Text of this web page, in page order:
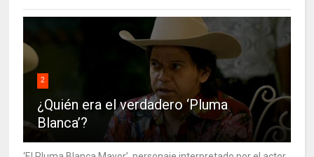
2
¿Quién era el verdadero ‘Pluma
Blanca’?